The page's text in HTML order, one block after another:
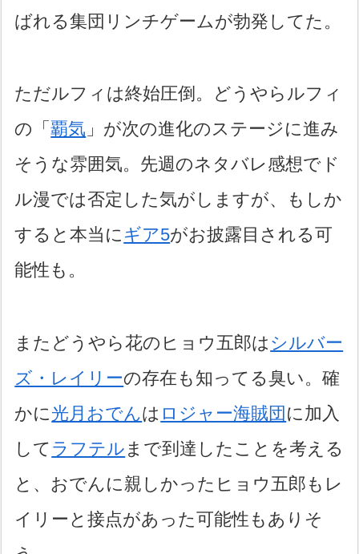
ばれる集団リンチゲームが勃発してた。
ただルフィは終始圧倒。どうやらルフィ
の「覇気 」が次の進化のステージに進み
そうな雰囲気。先週のネタバレ感想でド
ル漫では否定した気がしますが、もしか
すると本当に ギア5がお披露目される可
能性も。
またどうやら花のヒョウ五郎は シルバー
ズ・レイリーの存在も知ってる臭い。確
かに光月おでんは ロジャー海賊団 に加入
して ラフテル まで到達したことを考える
と、おでんに親しかったヒョウ五郎もレ
イリーと接点があった可能性もありそ